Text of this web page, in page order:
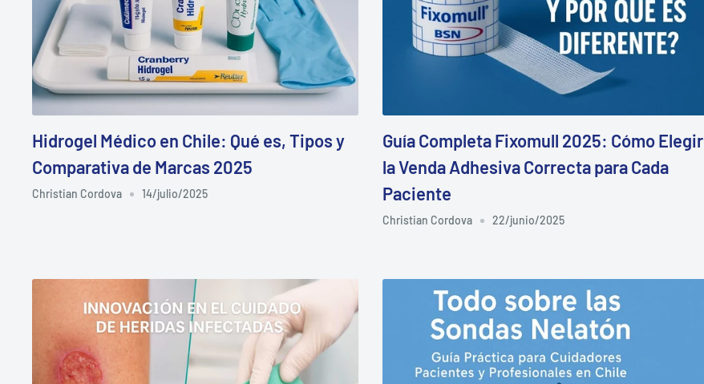
Hidrogel Médico en Chile: Qué es, Tipos y
Comparativa de Marcas 2025
Christian Cordova 14/julio/2025
Guía Completa Fixomull 2025: Cómo Elegir
la Venda Adhesiva Correcta para Cada
Paciente
Christian Cordova 22/junio/2025